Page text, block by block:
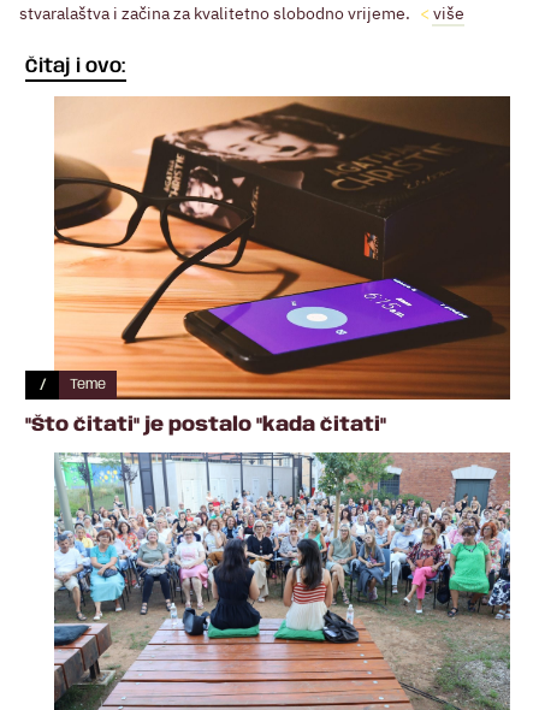
stvaralaštva i začina za kvalitetno slobodno vrijeme.
više
Čitaj i ovo:
/ Teme
"Što čitati" je postalo "kada čitati"